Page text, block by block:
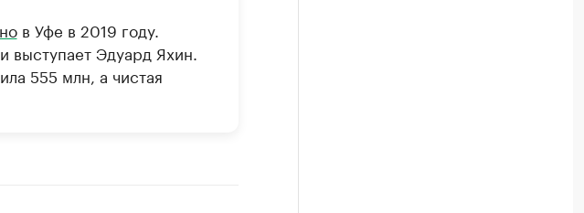
в Уфе в 2019 году.
выступает Эдуард Яхин.
555 млн, а чистая